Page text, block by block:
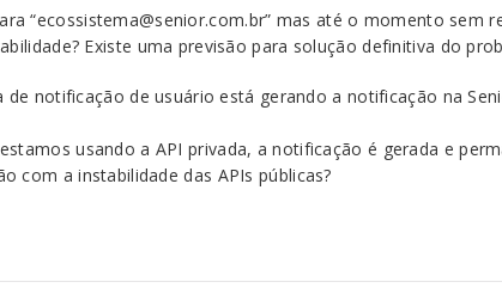
“ecossistema@senior.com.br” mas até o momento sem
Existe uma previsão para solução definitiva do
de notificação de usuário está gerando a notificação na
usando a API privada, a notificação é gerada e
com a instabilidade das APIs públicas?